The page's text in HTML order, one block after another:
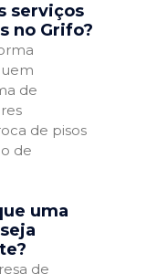
serviços
no Grifo?
de
de pisos
de
uma
de